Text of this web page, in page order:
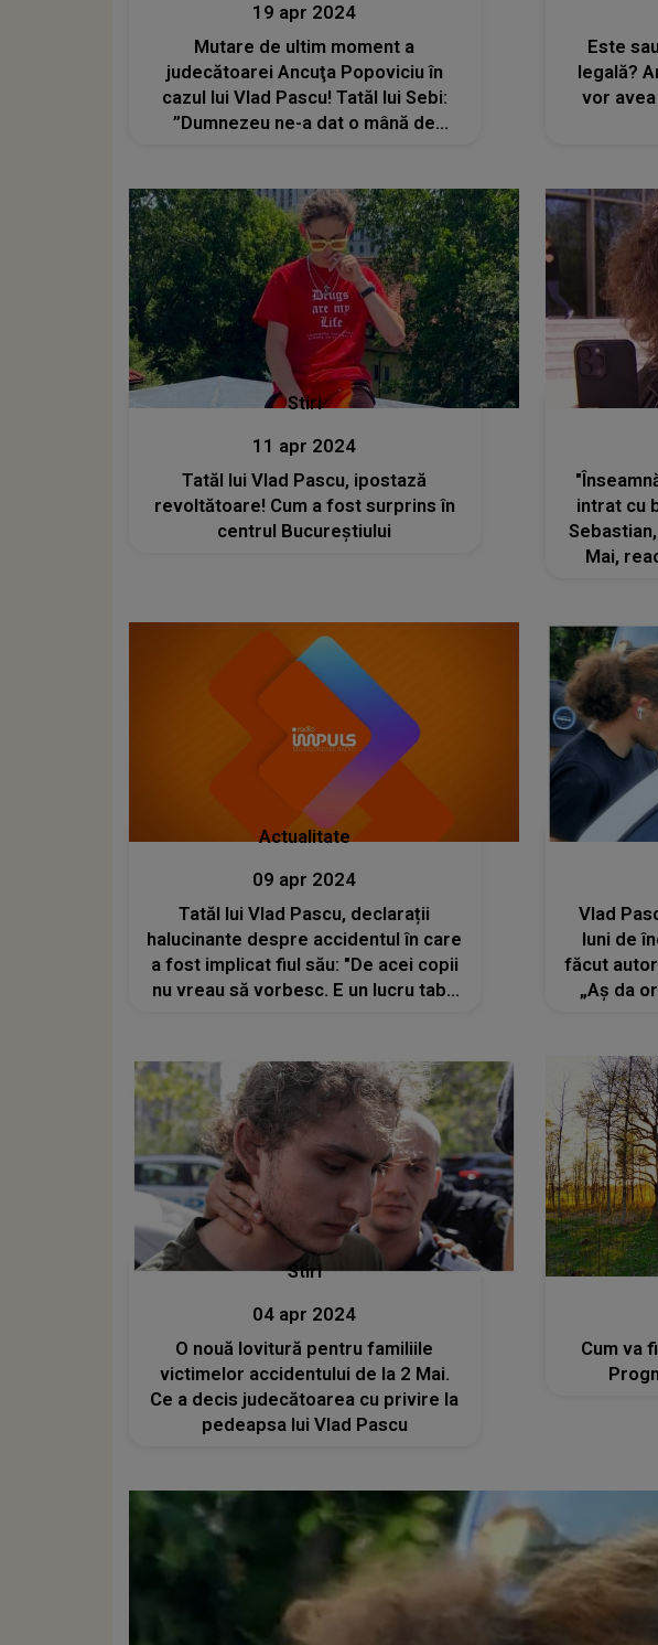
19 apr 2024
Mutare de ultim moment a
judecătoarei Ancuţa Popoviciu în
cazul lui Vlad Pascu! Tatăl lui Sebi:
”Dumnezeu ne-a dat o mână de
Este
legală?
vor
Stiri
11 apr 2024
Tatăl lui Vlad Pascu, ipostază
revoltătoare! Cum a fost surprins în
centrul Bucureștiului
intrat cu
Mai,
Actualitate
09 apr 2024
Tatăl lui Vlad Pascu, declarații
halucinante despre accidentul în care
a fost implicat fiul său: "De acei copii
nu vreau să vorbesc. E un lucru tabu
Vlad
luni de
făcut
„Aș da
Stiri
04 apr 2024
O nouă lovitură pentru familiile
victimelor accidentului de la 2 Mai.
Ce a decis judecătoarea cu privire la
pedeapsa lui Vlad Pascu
Cum va